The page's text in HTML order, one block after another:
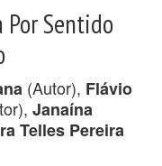
Por Sentido
(Autor), Flávio
Janaína
Telles Pereira